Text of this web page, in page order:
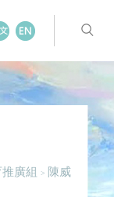
廣組 > 陳威